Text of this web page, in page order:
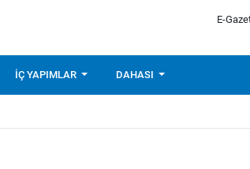
E-
İÇ YAPIMLAR DAHASI